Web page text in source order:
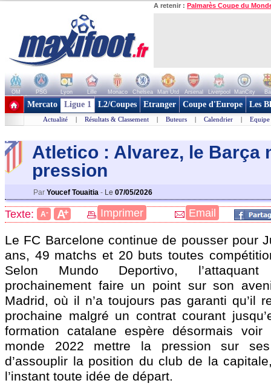
A retenir : Palmarès Coupe du
OM PSG Lyon Lille Monaco Chelsea Man Utd Arsenal Liverpool ManCity
+ de clubs
Mercato Ligue 1 L2/Coupes Etranger Coupe d'Europe Les
Actualité | Résultats & Classement | Buteurs | Calendrier | Equipe
Atletico : Alvarez, le Barça
pression
Par Youcef Touaitia - Le 07/05/2026
Texte: A- A+ Imprimer Email
Le FC Barcelone continue de pousser pour
ans, 49 matchs et 20 buts toutes
Selon Mundo Deportivo,
prochainement faire un point sur son
Madrid, où il n’a toujours pas garanti qu’il
prochaine malgré un contrat courant
formation catalane espère désormais
monde 2022 mettre la pression sur
d’assouplir la position du club de la
l’instant toute idée de départ.